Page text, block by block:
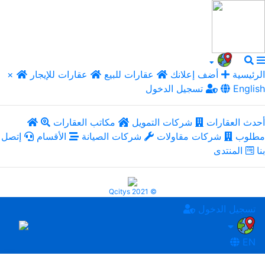
× الرئيسية أضف إعلانك عقارات للبيع
عقارات للإيجار
تسجيل الدخول
English
أحدث العقارات شركات التمويل
مكاتب العقارات
مطلوب
شركات مقاولات شركات الصيانة الأقسام
إتصل
بنا
المنتدى
Qcitys 2021 ©
تسجيل الدخول
EN